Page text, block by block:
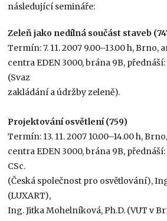
následující semináře:
Zeleň jako nedílná součást staveb
Termín: 7. 11. 2007 9.00–13.00 h, Brno,
centra EDEN 3000, brána 9B,
(Svaz
zakládání a údržby zeleně).
Projektování osvětlení (759)
Termín: 13. 11. 2007 10.00–14.00 h,
centra EDEN 3000, brána 9B,
CSc.
(Česká společnost pro osvětlování),
(LUXART),
Ing. Jitka Mohelníková, Ph.D. (VUT v